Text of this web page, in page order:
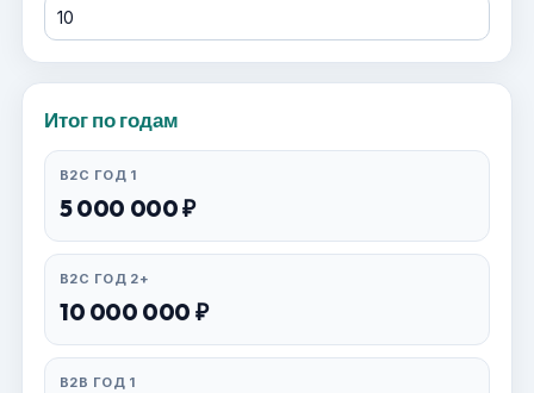
Итог по годам
B2C ГОД 1
5 000 000 ₽
B2C ГОД 2+
10 000 000 ₽
B2B ГОД 1